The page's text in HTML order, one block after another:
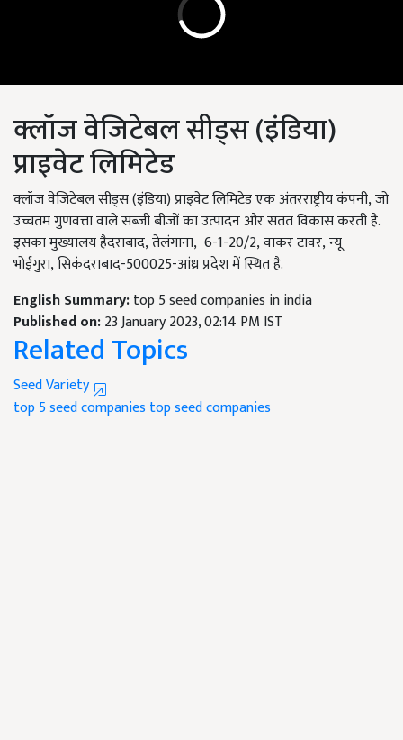
क्लॉज वेजिटेबल सीड्स (इंडिया)
प्राइवेट लिमिटेड
क्लॉज वेजिटेबल सीड्स (इंडिया) प्राइवेट लिमिटेड एक अंतरराष्ट्रीय कंपनी,जो
उच्चतम गुणवत्ता वाले सब्जी बीजों का उत्पादन और सतत विकास करती है.
इसका मुख्यालय हैदराबाद,तेलंगाना, 6-1-20/2,वाकर टावर,न्यू
भोईगुरा,सिकंदराबाद-500025-आंध्र प्रदेश में स्थित है.
English Summary:top 5 seed companies in india
Published on:23 January 2023, 02:14 PM IST
Related Topics
Seed Variety
top 5 seed companies top seed companies